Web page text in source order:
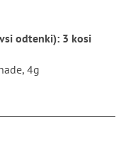
odtenki): 3 kosi
4g